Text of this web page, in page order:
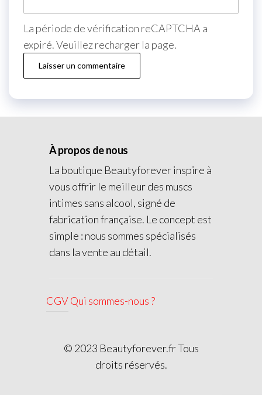
La période de vérification reCAPTCHA a
expiré. Veuillez recharger la page.
À propos de nous
La boutique Beautyforever inspire à
vous offrir le meilleur des muscs
intimes sans alcool, signé de
fabrication française. Le concept est
simple : nous sommes spécialisés
dans la vente au détail.
CGVQui sommes-nous ?
© 2023 Beautyforever.fr Tous
droits réservés.